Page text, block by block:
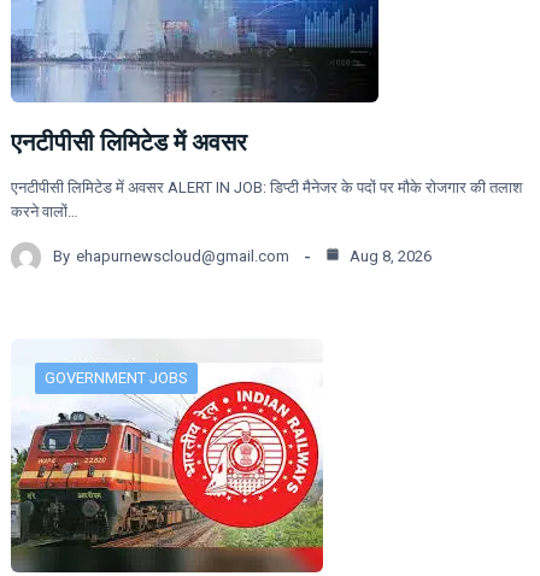
एनटीपीसी लिमिटेड में अवसर
एनटीपीसी लिमिटेड में अवसर ALERT IN JOB: डिप्टी मैनेजर के पदों पर मौके रोजगार की तलाश
करने वालों…
By ehapurnewscloud@gmail.com Aug 8, 2026
GOVERNMENT JOBS